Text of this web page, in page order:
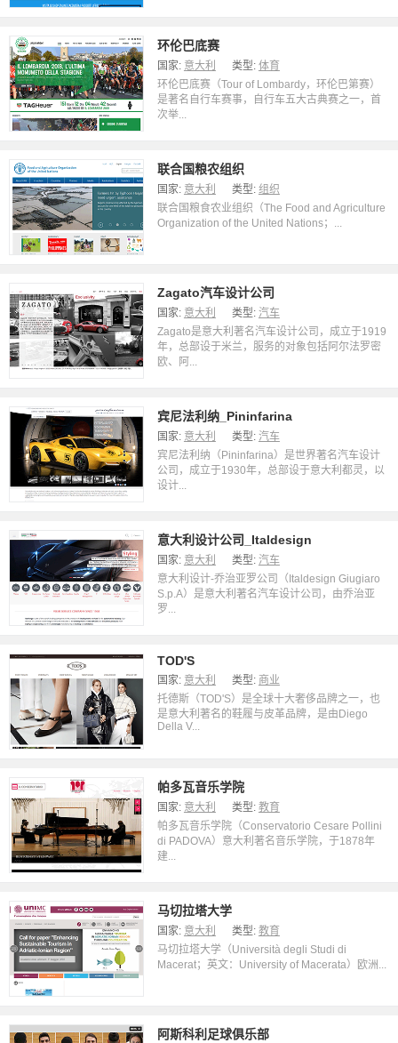
环伦巴底赛
国家: 意大利 类型: 体育
环伦巴底赛（Tour of Lombardy，环伦巴第赛）
是著名自行车赛事，自行车五大古典赛之一，首
次举...
联合国粮农组织
国家: 意大利 类型: 组织
联合国粮食农业组织（The Food and Agriculture
Organization of the United Nations；...
Zagato汽车设计公司
国家: 意大利 类型: 汽车
Zagato是意大利著名汽车设计公司，成立于1919
年，总部设于米兰，服务的对象包括阿尔法罗密
欧、阿...
宾尼法利纳_Pininfarina
国家: 意大利 类型: 汽车
宾尼法利纳（Pininfarina）是世界著名汽车设计
公司，成立于1930年，总部设于意大利都灵，以
设计...
意大利设计公司_Italdesign
国家: 意大利 类型: 汽车
意大利设计-乔治亚罗公司（Italdesign Giugiaro
S.p.A）是意大利著名汽车设计公司，由乔治亚
罗...
TOD'S
国家: 意大利 类型: 商业
托德斯（TOD'S）是全球十大奢侈品牌之一，也
是意大利著名的鞋履与皮革品牌，是由Diego
Della V...
帕多瓦音乐学院
国家: 意大利 类型: 教育
帕多瓦音乐学院（Conservatorio Cesare Pollini
di PADOVA）意大利著名音乐学院，于1878年
建...
马切拉塔大学
国家: 意大利 类型: 教育
马切拉塔大学（Università degli Studi di
Macerat；英文：University of Macerata）欧洲...
阿斯科利足球俱乐部